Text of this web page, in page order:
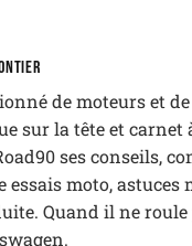
de moteurs et
sur la tête et
ses conseils,
essais moto, astuces
Quand il ne